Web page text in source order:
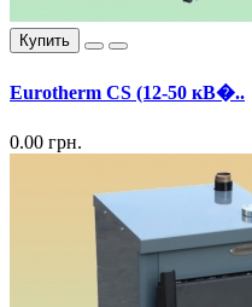
Купить
Eurotherm CS (12-50 кВ�..
0.00 грн.